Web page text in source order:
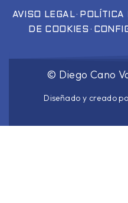
AVISO LEGAL· POLÍTICA
DE COOKIES ·
© Diego Cano
Diseñado y creado